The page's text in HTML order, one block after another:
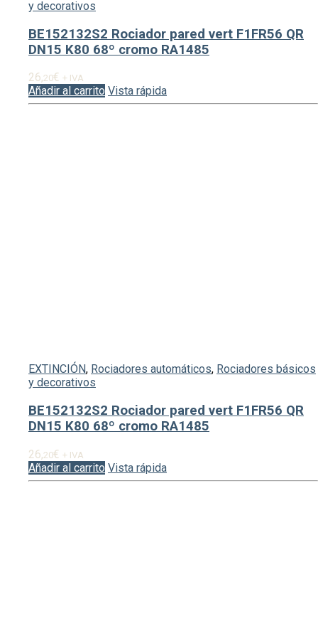
y decorativos
BE152132S2 Rociador pared vert F1FR56 QR
DN15 K80 68º cromo RA1485
26,20€ + IVA
Añadir al carrito Vista rápida
EXTINCIÓN, Rociadores automáticos, Rociadores básicos
y decorativos
BE152132S2 Rociador pared vert F1FR56 QR
DN15 K80 68º cromo RA1485
26,20€ + IVA
Añadir al carrito Vista rápida